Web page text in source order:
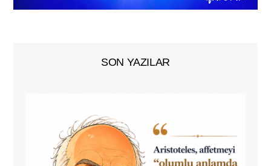
SON YAZILAR